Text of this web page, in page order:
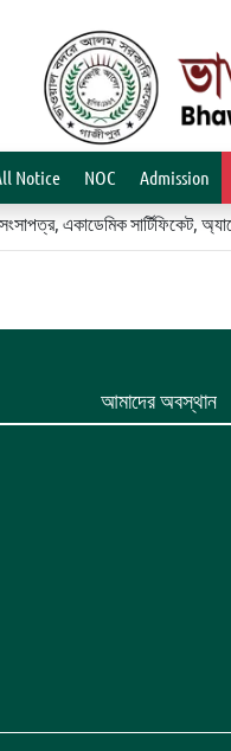
Notice NOC Admission
একাডেমিক
আমাদের অবস্থান